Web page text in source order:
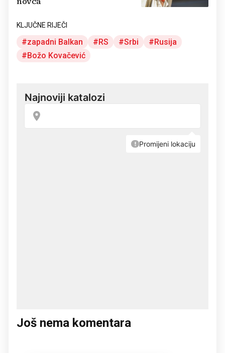
KLJUČNE RIJEČI
zapadni Balkan RS Srbi
Rusija
Božo Kovačević
Još nema komentara